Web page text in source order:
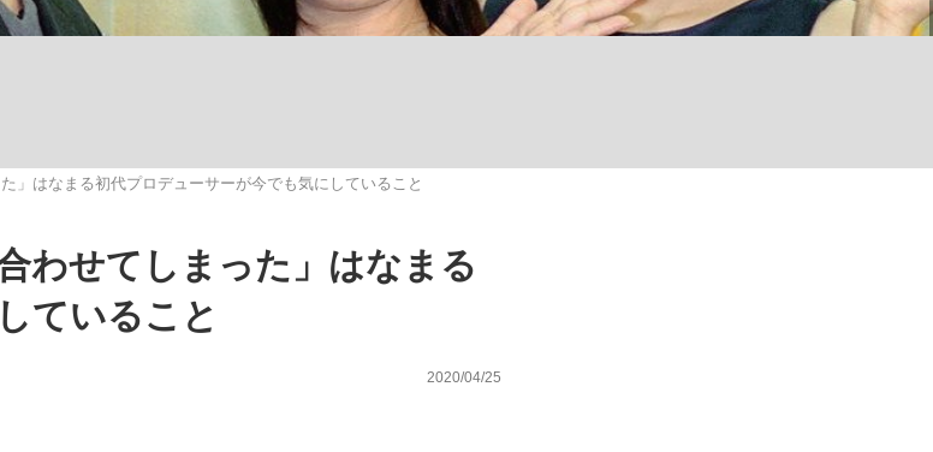
聞... 「クマが悪者扱いされているのが悲しい」『北の国から』倉本聰氏（91...
」はなまる初代プロデューサーが今でも気にしていること
わせてしまった」はなまる
ていること
2020/04/25